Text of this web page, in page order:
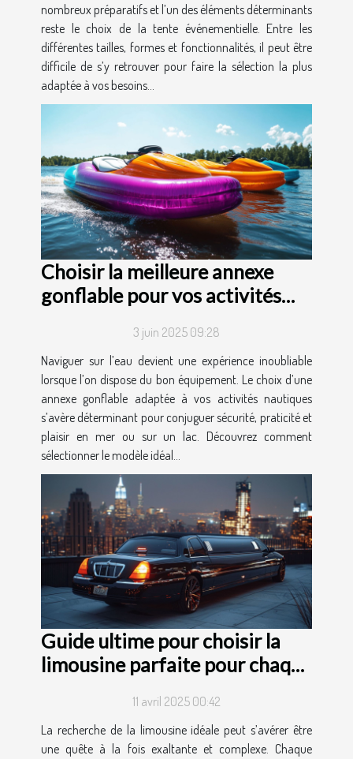
nombreux préparatifs et l’un des éléments déterminants
reste le choix de la tente événementielle. Entre les
différentes tailles, formes et fonctionnalités, il peut être
difficile de s’y retrouver pour faire la sélection la plus
adaptée à vos besoins...
Choisir la meilleure annexe
gonflable pour vos activités
3 juin 2025 09:28
Naviguer sur l’eau devient une expérience inoubliable
lorsque l’on dispose du bon équipement. Le choix d’une
annexe gonflable adaptée à vos activités nautiques
s’avère déterminant pour conjuguer sécurité, praticité et
plaisir en mer ou sur un lac. Découvrez comment
sélectionner le modèle idéal...
Guide ultime pour choisir la
limousine parfaite pour chaque
11 avril 2025 00:42
La recherche de la limousine idéale peut s’avérer être
une quête à la fois exaltante et complexe. Chaque